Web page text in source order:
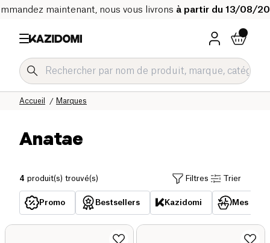
maintenant, nous vous livrons à partir du 13/08/
Marques
Accueil
Anatae
4 produit(s) trouvé(s) Filtres Trier
Promo Bestsellers Kazidomi Mes